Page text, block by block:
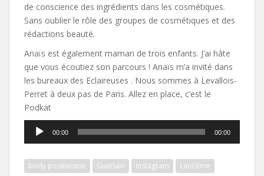
de conscience des ingrédients dans les cosmétiques.
Sans oublier le rôle des groupes de cosmétiques et des
rédactions beauté.
Anaïs est également maman de trois enfants. J’ai hâte
que vous écoutiez son parcours ! Anaïs m’a invité dans
les bureaux des Eclaireuses . Nous sommes à Levallois-
Perret à deux pas de Paris. Allez en place, c’est le
Podkat
Lecteur
audio
00:00 00:00
body positivisme Guerlain Instagram
Lancôme